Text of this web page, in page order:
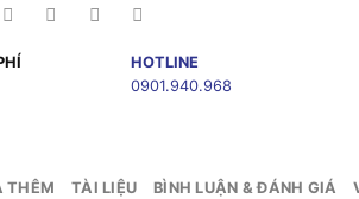
HOTLINE
0901.940.968
THÊM TÀI LIỆU BÌNH LUẬN & ĐÁNH GIÁ